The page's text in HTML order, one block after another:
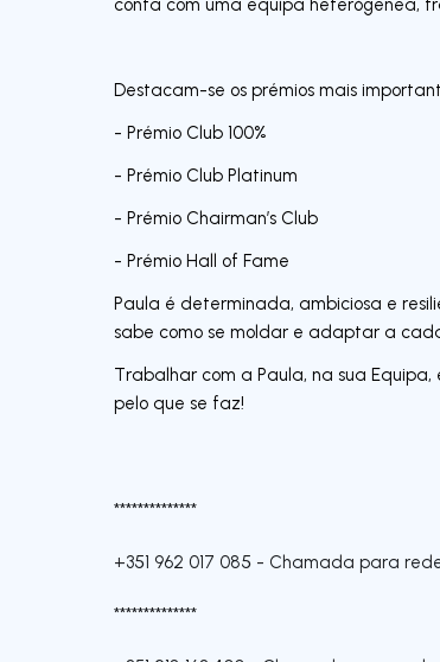
Destacam-se os prémios mais
- Prémio Club 100%
- Prémio Club Platinum
- Prémio Chairman’s Club
- Prémio Hall of Fame
Paula é determinada, ambiciosa e
sabe como se moldar e adaptar a
Trabalhar com a Paula, na sua
pelo que se faz!
**************
+351 962 017 085 - Chamada para
**************